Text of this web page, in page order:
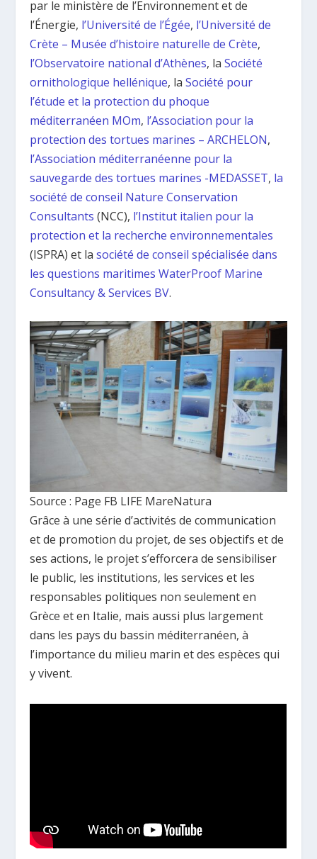
par le ministère de l’Environnement et de
l’Énergie, l’Université de l’Égée, l’Université de
Crète – Musée d’histoire naturelle de Crète,
l’Observatoire national d’Athènes, laSociété
ornithologique hellénique, laSociété pour
l’étude et la protection du phoque
méditerranéen MOm, l’Association pour la
protection des tortues marines – ARCHELON,
l’Association méditerranéenne pour la
sauvegarde des tortues marines -MEDASSEΤ, la
société de conseil Nature Conservation
Consultants (NCC), l’Institut italien pour la
protection et la recherche environnementales
(ISPRA) et lasociété de conseil spécialisée dans
les questions maritimes WaterProof Marine
Consultancy & Services BV.
Source : Page FB LIFE MareNatura
Grâce à une série d’activités de communication
et de promotion du projet, de ses objectifs et de
ses actions, le projet s’efforcera de sensibiliser
le public, les institutions, les services et les
responsables politiques non seulement en
Grèce et en Italie, mais aussi plus largement
dans les pays du bassin méditerranéen, à
l’importance du milieu marin et des espèces qui
y vivent.